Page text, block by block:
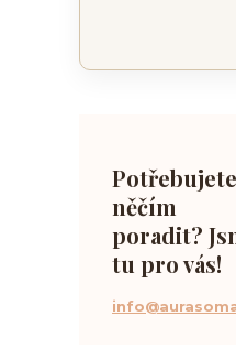
něčím
poradit?
tu pro vás!